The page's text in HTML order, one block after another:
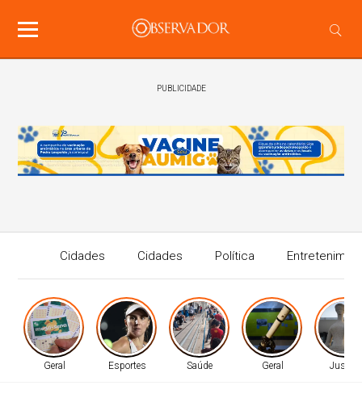
PUBLICIDADE
Cidades Cidades Política
Geral Esportes Saúde Geral Justiça